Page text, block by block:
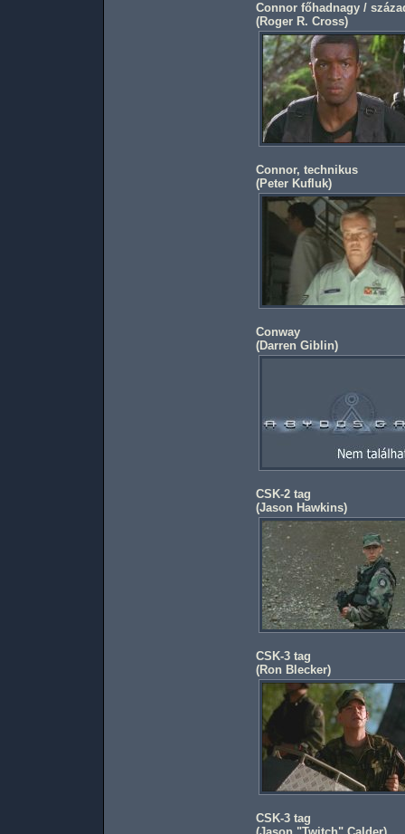
Connor főhadnagy /
(Roger R. Cross)
Connor, technikus
(Peter Kufluk)
Conway
(Darren Giblin)
CSK-2 tag
(Jason Hawkins)
CSK-3 tag
(Ron Blecker)
CSK-3 tag